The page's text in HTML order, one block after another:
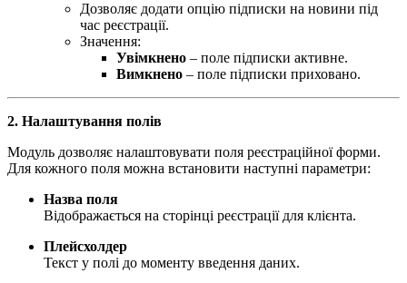
Дозволяє додати опцію підписки на новини під
час реєстрації.
Значення:
Увімкнено – поле підписки активне.
Вимкнено – поле підписки приховано.
2. Налаштування полів
Модуль дозволяє налаштовувати поля реєстраційної форми.
Для кожного поля можна встановити наступні параметри:
Назва поля
Відображається на сторінці реєстрації для клієнта.
Плейсхолдер
Текст у полі до моменту введення даних.